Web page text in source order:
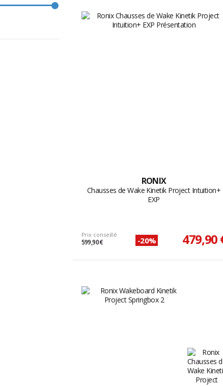
RONIX
Chausses de Wake Kinetik Project Intuition+
EXP
Prix conseillé
599,90 € -20% 479,90